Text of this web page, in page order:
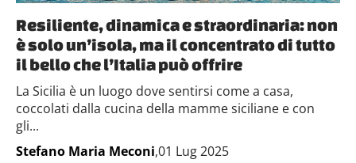
Resiliente, dinamica e straordinaria: non
è solo un’isola, ma il concentrato di tutto
il bello che l’Italia può offrire
La Sicilia è un luogo dove sentirsi come a casa,
coccolati dalla cucina della mamme siciliane e con
gli...
Stefano Maria Meconi,01 Lug 2025